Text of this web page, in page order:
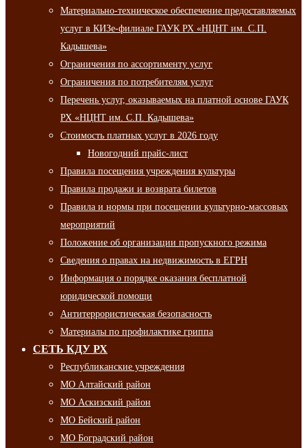
Материально-техническое обеспечение предоставляемых
услуг в КИЗе-филиале ГАУК РХ «НЦНТ им. С.П.
Кадышева»
Ограничения по ассортименту услуг
Ограничения по потребителям услуг
Перечень услуг, оказываемых на платной основе ГАУК
РХ «НЦНТ им. С.П. Кадышева»
Стоимость платных услуг в 2026 году
Новогодний прайс-лист
Правила посещения учреждения культуры
Правила продажи и возврата билетов
Правила и нормы при посещении культурно-массовых
мероприятий
Положение об организации пропускного режима
Сведения о правах на недвижимость в ЕГРН
Информация о порядке оказания бесплатной
юридической помощи
Антитеррористическая безопасность
Материалы по профилактике гриппа
СЕТЬ КДУ РХ
Республиканские учреждения
МО Алтайский район
МО Аскизский район
МО Бейский район
МО Боградский район